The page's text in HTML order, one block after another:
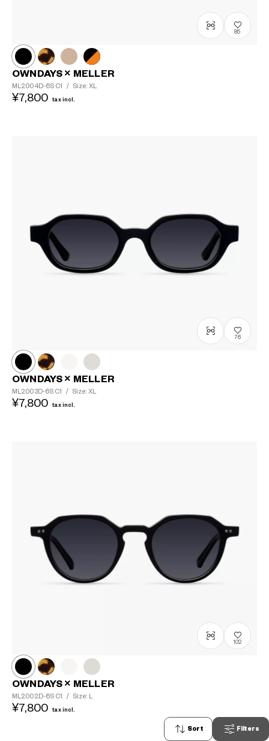
Sort Filters
85
OWNDAYS × MELLER
ML2004D-6S C1 / Size: XL
¥7,800 tax incl.
76
OWNDAYS × MELLER
ML2003D-6S C1 / Size: XL
¥7,800 tax incl.
102
OWNDAYS × MELLER
ML2002D-6S C1 / Size: L
¥7,800 tax incl.